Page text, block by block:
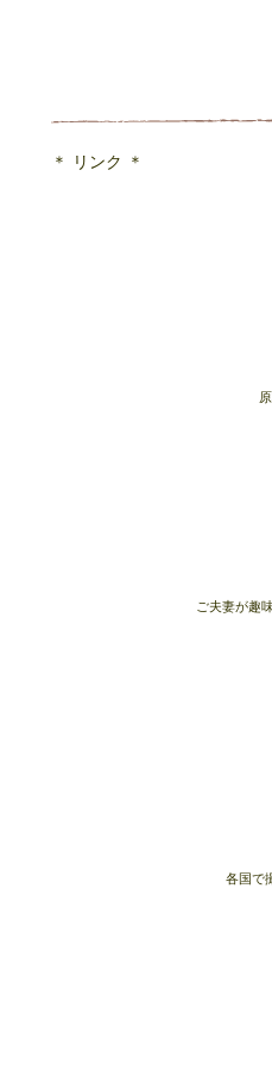
＊ リンク ＊
ご夫妻が趣
各国で